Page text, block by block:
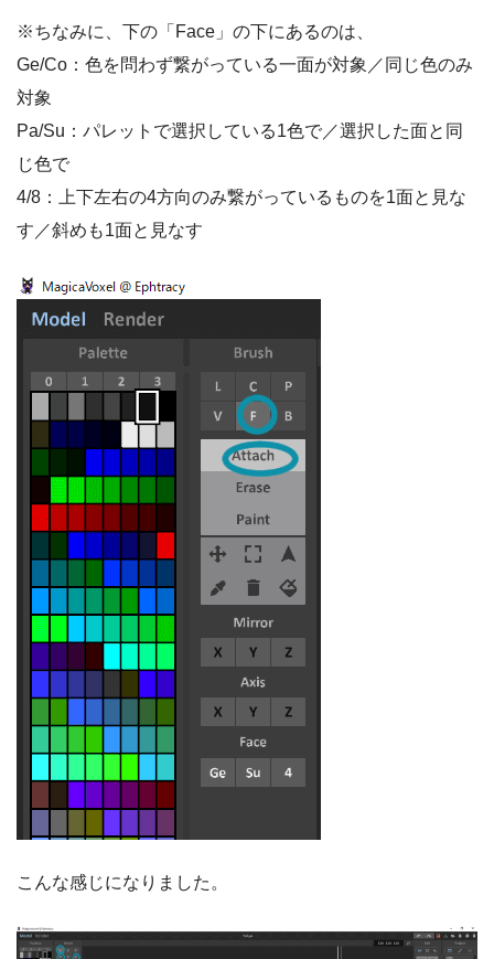
※ちなみに、下の「Face」の下にあるのは、
Ge/Co：色を問わず繋がっている一面が対象／同じ色のみ
対象
Pa/Su：パレットで選択している1色で／選択した面と同
じ色で
4/8：上下左右の4方向のみ繋がっているものを1面と見な
す／斜めも1面と見なす
こんな感じになりました。